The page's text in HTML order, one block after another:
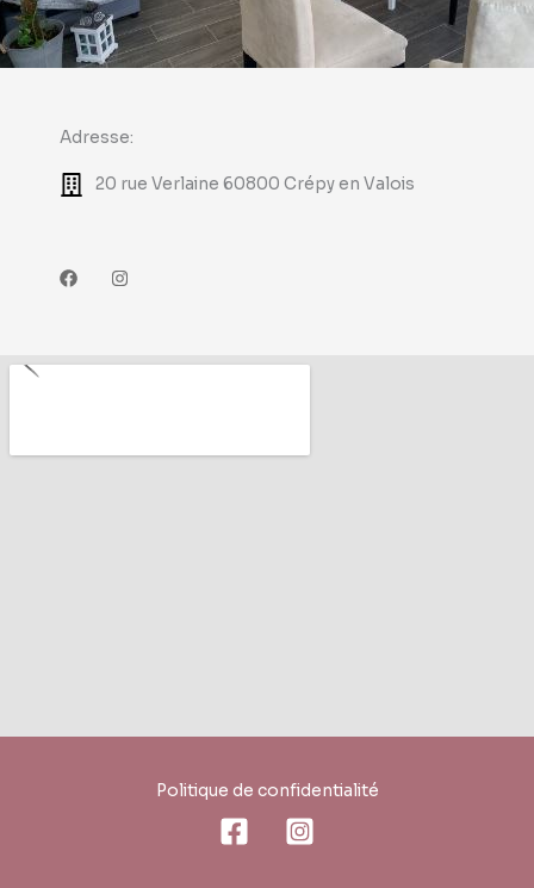
Adresse:
20 rue Verlaine 60800 Crépy en Valois
c
e
s
t
m
Politique de confidentialité